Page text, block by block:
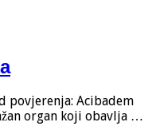
povjerenja: Acibadem
organ koji obavlja …